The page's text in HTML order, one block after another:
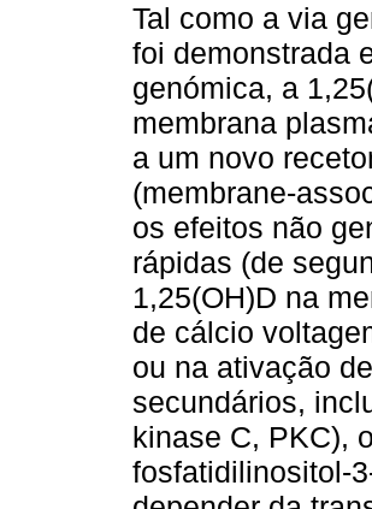
Tal como a via
foi demonstrada
genómica, a
membrana
a um novo
(membrane-
os efeitos não
rápidas (de
1,25(OH)D na
de cálcio
ou na ativação
secundários,
kinase C, PKC),
fosfatidilinositol-